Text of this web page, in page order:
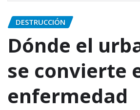
DESTRUCCIÓN
Dónde el
se convierte
enfermedad